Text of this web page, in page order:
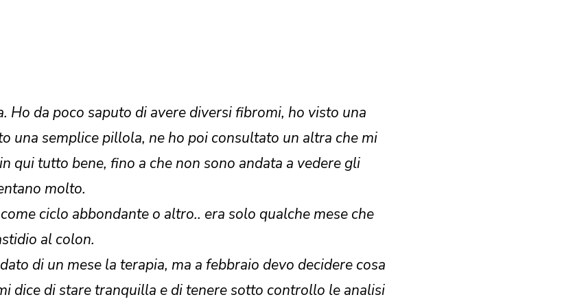
Ho da poco saputo di avere diversi fibromi, ho visto una
una semplice pillola, ne ho poi consultato un altra che mi
qui tutto bene, fino a che non sono andata a vedere gli
molto.
ciclo abbondante o altro.. era solo qualche mese che
al colon.
di un mese la terapia, ma a febbraio devo decidere cosa
dice di stare tranquilla e di tenere sotto controllo le analisi